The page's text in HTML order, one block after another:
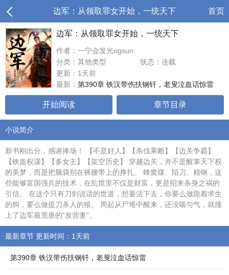
边军：从领取罪女开始，一统天下 首页
边军：从领取罪女开始，一统天下
作者：一宁会发光ogsun
分类：其他类型
状态：连载
更新：1天前
最新： 第390章 铁汉带伤扶钢钎，老叟泣血话惊雷
开始阅读 章节目录
小说简介
新书刚出分，感谢捧场！ 【不是好人】【杀伐果断】【边关争霸】
【铁血权谋】【多女主】【架空历史】 穿越边关，并不是醒掌天下权
的美梦，而是把脑袋别在裤腰带上的挣扎。 蜂窝煤、陌刀、精钢，这
些能够富国强兵的技术，在乱世里不仅是财富，更是招来杀身之祸的
引信。 在这个只有刀剑说话的世道，想要活下去，你要么做跪着求生
的狗，要么做提刀杀人的狼。 周起从尸堆中醒来，还没喘匀气，就撞
上了边军最荒唐的“发营妻”。
最新章节 更新时间：1天前
第390章 铁汉带伤扶钢钎，老叟泣血话惊雷